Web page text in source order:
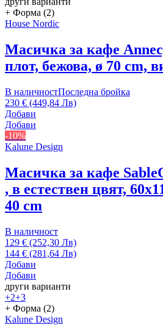
+ Форма (2)
House Nordic
Масичка за кафе
плот, бежова, ø 70 cm,
В наличностПоследна бройка
230 € (449,84 Лв)
Добави
Добави
-10%
Kalune Design
Масичка за кафе Sable
, в естествен цвят,
40 cm
В наличност
129 € (252,30 Лв)
144 € (281,64 Лв)
Добави
Добави
други варианти
+2+3
+ Форма (2)
Kalune Design